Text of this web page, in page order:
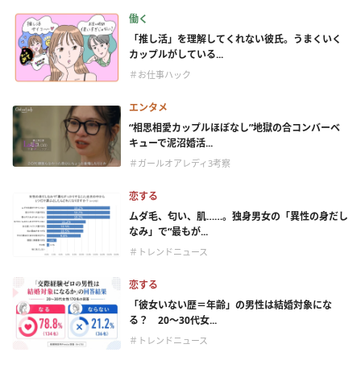
働く
「推し活」を理解してくれない彼氏。うまくいく
カップルがしている...
＃お仕事ハック
エンタメ
“相思相愛カップルほぼなし”地獄の合コンバーベ
キューで泥沼婚活...
＃ガールオアレディ3考察
恋する
ムダ毛、匂い、肌……。独身男女の「異性の身だし
なみ」で“最もが...
＃トレンドニュース
恋する
「彼女いない歴＝年齢」の男性は結婚対象にな
る？ 20〜30代女...
＃トレンドニュース